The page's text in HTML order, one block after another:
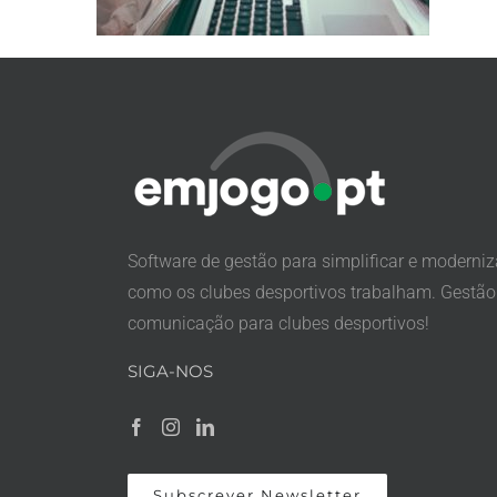
Software de gestão para simplificar e
como os clubes desportivos trabalham.
comunicação para clubes desportivos!
SIGA-NOS